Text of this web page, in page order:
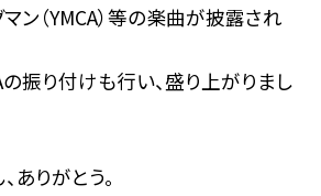
マン（YMCA）等の楽曲が披露され
の振り付けも行い、盛り上がりまし
ありがとう。